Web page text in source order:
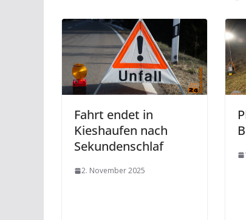
Fahrt endet in
Kieshaufen nach
Sekundenschlaf
2. November 2025